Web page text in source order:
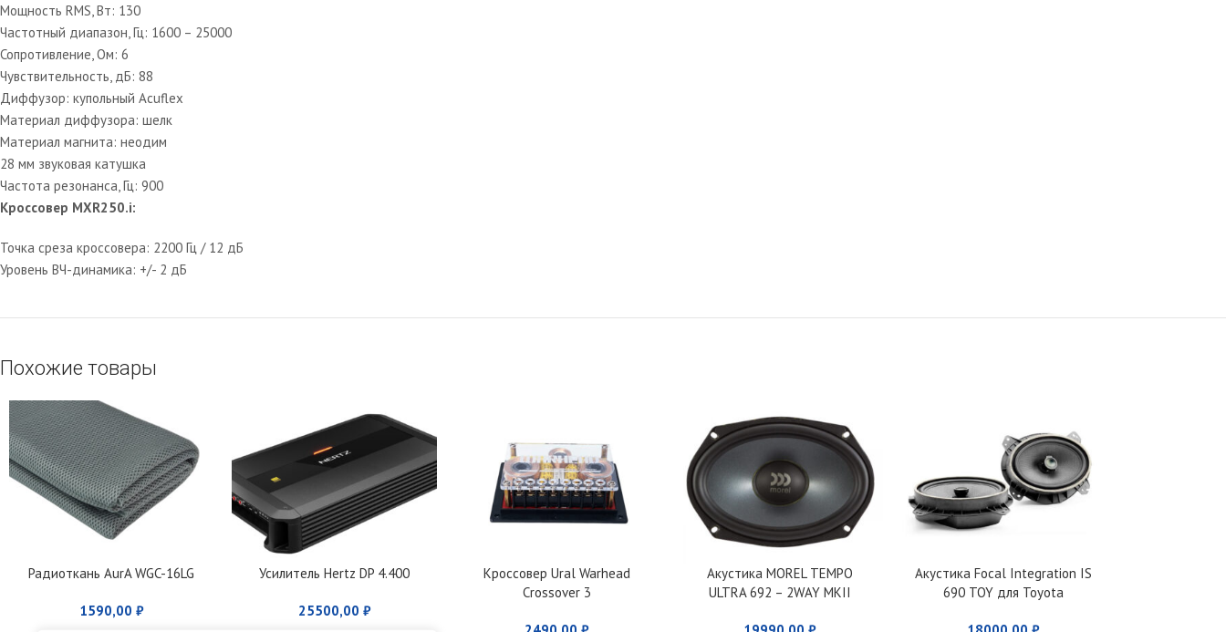
Мощность RMS, Вт: 130
Частотный диапазон, Гц: 1600 – 25000
Сопротивление, Ом: 6
Чувствительность, дБ: 88
Диффузор: купольный Acuflex
Материал диффузора: шелк
Материал магнита: неодим
28 мм звуковая катушка
Частота резонанса, Гц: 900
Кроссовер MXR250.i:
Точка среза кроссовера: 2200 Гц / 12 дБ
Уровень ВЧ-динамика: +/- 2 дБ
Похожие товары
Радиоткань AurA WGC-16LG
1590,00 ₽
Усилитель Hertz DP 4.400
25500,00 ₽
Кроссовер Ural Warhead
Crossover 3
Акустика MOREL TEMPO
ULTRA 692 – 2WAY MKII
Акустика Focal Integration IS
690 TOY для Toyota